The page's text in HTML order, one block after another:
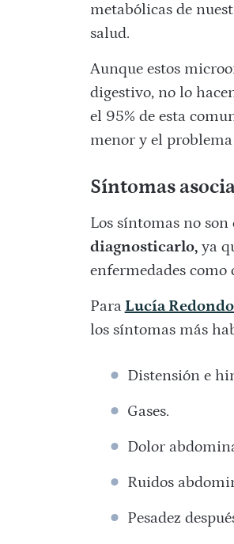
metabólicas de
salud.
Aunque estos
digestivo, no lo
el 95% de esta
menor y el
Síntomas
Los síntomas no son
diagnosticarlo,ya
enfermedades
Para Lucía Redondo
los síntomas más
Distensión e
Gases.
Dolor
Ruidos
Pesadez